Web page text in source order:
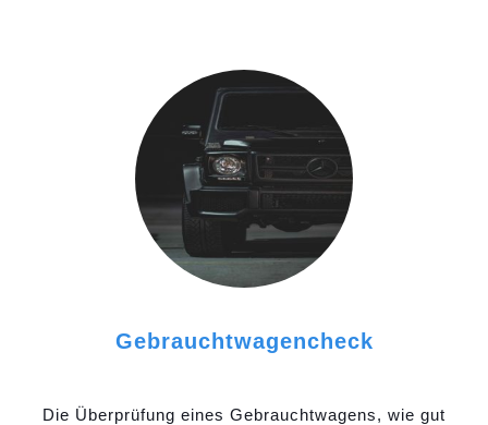
Gebrauchtwagencheck
Die Überprüfung eines Gebrauchtwagens, wie gut